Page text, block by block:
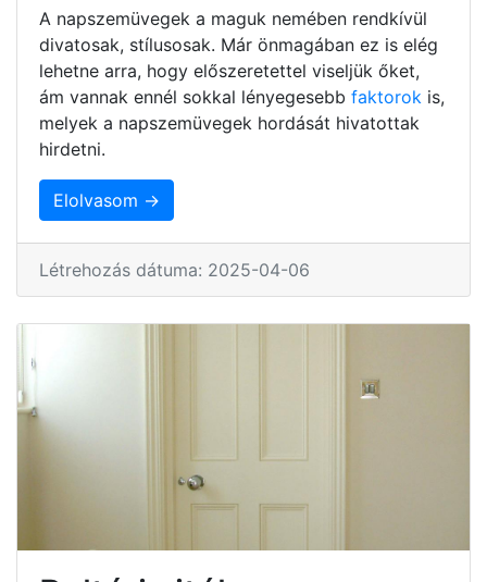
A napszemüvegek a maguk nemében rendkívül
divatosak, stílusosak. Már önmagában ez is elég
lehetne arra, hogy előszeretettel viseljük őket,
ám vannak ennél sokkal lényegesebb faktorok is,
melyek a napszemüvegek hordását hivatottak
hirdetni.
Elolvasom →
Létrehozás dátuma: 2025-04-06